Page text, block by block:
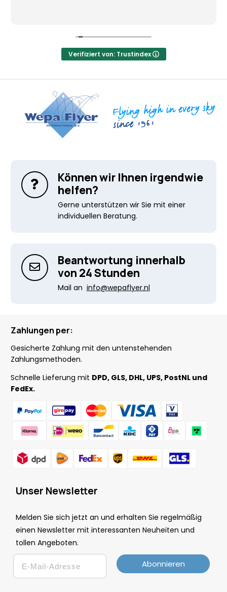
Verifiziert von: Trustindex
Können wir Ihnen irgendwie
helfen?
Gerne unterstützen wir Sie mit einer
individuellen Beratung.
Beantwortung innerhalb
von 24 Stunden
Mail an info@wepaflyer.nl
Zahlungen per:
Gesicherte Zahlung mit den untenstehenden
Zahlungsmethoden.
Schnelle Lieferung mit DPD, GLS, DHL, UPS, PostNL und
FedEx.
Unser Newsletter
Melden Sie sich jetzt an und erhalten Sie regelmäßig
einen Newsletter mit interessanten Neuheiten und
tollen Angeboten.
Email
Abonnieren